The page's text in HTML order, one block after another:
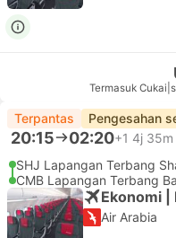
Termasuk Cukai
Terpantas Pengesahan
20:15 02:20+1 4j 35m
SHJ Lapangan Terbang
Ekonomi |
Air Arabia